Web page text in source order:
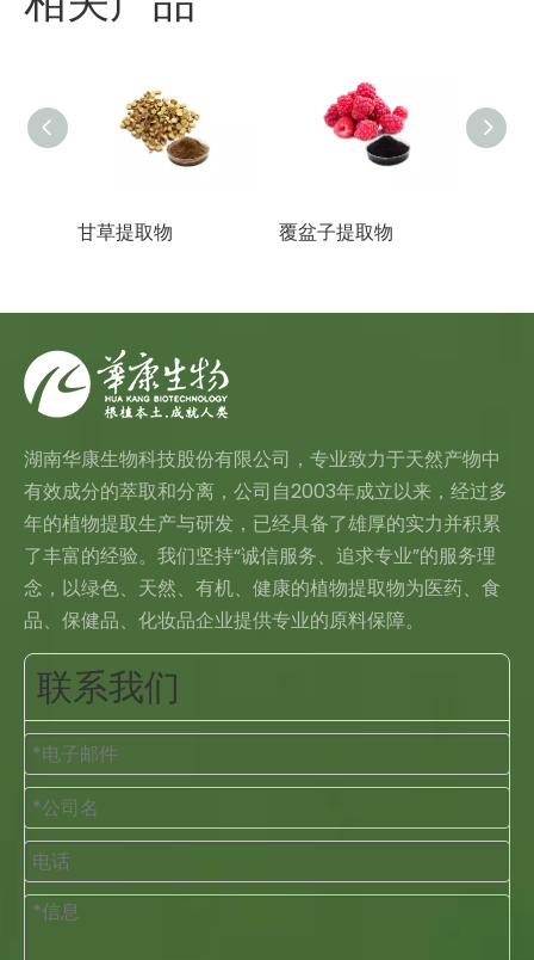
甘草提取物 覆盆子提取物
湖南华康生物科技股份有限公司，专业致力于天然产物中
有效成分的萃取和分离，公司自2003年成立以来，经过多
年的植物提取生产与研发，已经具备了雄厚的实力并积累
了丰富的经验。我们坚持“诚信服务、追求专业”的服务理
念，以绿色、天然、有机、健康的植物提取物为医药、食
品、保健品、化妆品企业提供专业的原料保障。
联系我们